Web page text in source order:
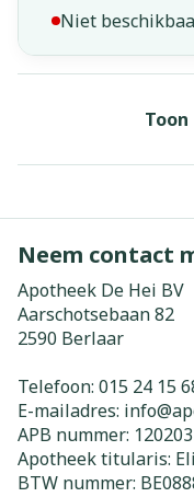
Niet
Toon
Neem contact
Apotheek De Hei BV
Aarschotsebaan 82
2590 Berlaar
Telefoon: 015 24 15
E-mailadres: info@
APB nummer: 120203
Apotheek titularis:
BTW nummer: